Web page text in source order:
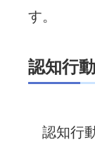
す。
認知行
認知行